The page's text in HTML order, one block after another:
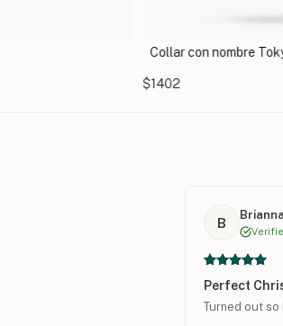
Collar con nombre
$1402
B
Perfect
Turned out